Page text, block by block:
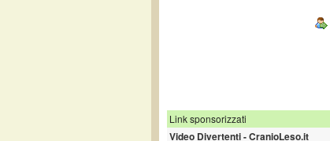
Link sponsorizzati
Video Divertenti - CranioLeso.it